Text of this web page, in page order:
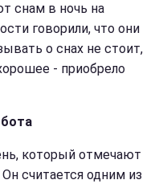
снам в ночь на
говорили, что они
о снах не стоит,
- приобрело
который отмечают
считается одним из